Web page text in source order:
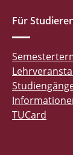
Für
TUCard